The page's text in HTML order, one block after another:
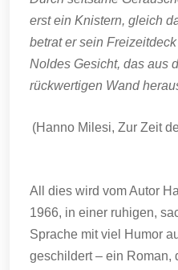
erst ein Knistern, gleich
betrat er sein
Noldes Gesicht, das aus
rückwertigen Wand
(Hanno Milesi, Zur Zeit
All dies wird vom Autor
1966, in einer ruhigen,
Sprache mit viel Humor
geschildert – ein Roman,